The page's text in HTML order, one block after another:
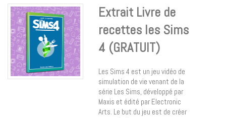
Extrait Livre de
recettes les Sims
4 (GRATUIT)
Les Sims 4 est un jeu vidéo de
simulation de vie venant de la
série Les Sims, développé par
Maxis et édité par Electronic
Arts. Le but du jeu est de créer